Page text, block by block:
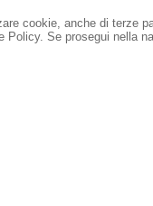
cookie, anche di terze
Policy. Se prosegui nella